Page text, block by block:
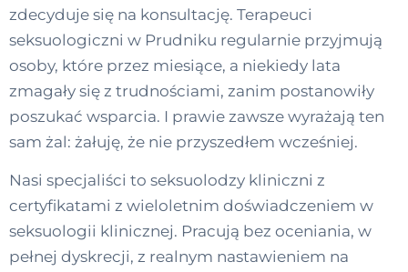
zdecyduje się na konsultację. Terapeuci
seksuologiczni w Prudniku regularnie przyjmują
osoby, które przez miesiące, a niekiedy lata
zmagały się z trudnościami, zanim postanowiły
poszukać wsparcia. I prawie zawsze wyrażają ten
sam żal: żałuję, że nie przyszedłem wcześniej.
Nasi specjaliści to seksuolodzy kliniczni z
certyfikatami z wieloletnim doświadczeniem w
seksuologii klinicznej. Pracują bez oceniania, w
pełnej dyskrecji, z realnym nastawieniem na